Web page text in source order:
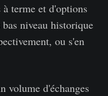
à terme et d'options
niveau historique
ou s'en
volume d'échanges